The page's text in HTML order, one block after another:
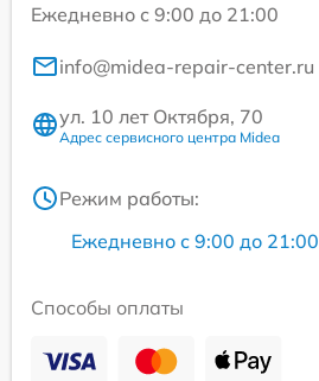
Ежедневно с 9:00 до 21:00
info@midea-repair-center.ru
ул. 10 лет Октября, 70
Адрес сервисного центра Midea
Режим работы:
Ежедневно с 9:00 до 21:00
Способы оплаты